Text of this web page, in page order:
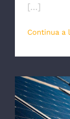
[...]
Continua a